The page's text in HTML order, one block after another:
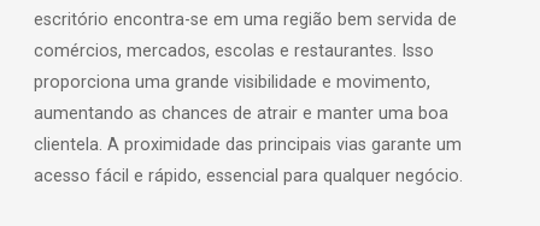
escritório encontra-se em uma região bem servida de
comércios, mercados, escolas e restaurantes. Isso
proporciona uma grande visibilidade e movimento,
aumentando as chances de atrair e manter uma boa
clientela. A proximidade das principais vias garante um
acesso fácil e rápido, essencial para qualquer negócio.